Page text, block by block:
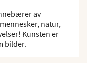
av
natur,
Kunsten er
bilder.